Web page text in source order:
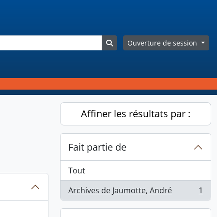
Search in browse page
Ouverture de session
Affiner les résultats par :
Fait partie de
Tout
Archives de Jaumotte, André
, 1 résultats 1